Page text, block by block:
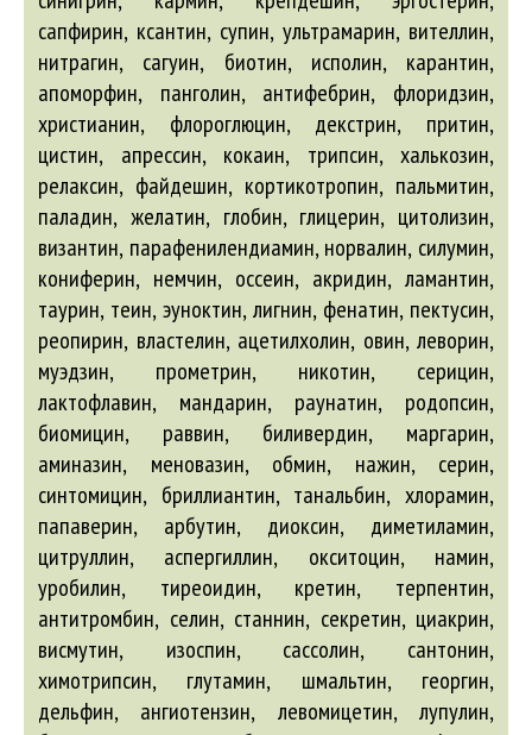
сапфирин, ксантин, супин, ультрамарин, вителлин,
нитрагин, сагуин, биотин, исполин, карантин,
апоморфин, панголин, антифебрин, флоридзин,
христианин, флороглюцин, декстрин, притин,
цистин, апрессин, кокаин, трипсин, халькозин,
релаксин, файдешин, кортикотропин, пальмитин,
паладин, желатин, глобин, глицерин, цитолизин,
византин, парафенилендиамин, норвалин, силумин,
кониферин, немчин, оссеин, акридин, ламантин,
таурин, теин, эуноктин, лигнин, фенатин, пектусин,
реопирин, властелин, ацетилхолин, овин, леворин,
муэдзин, прометрин, никотин, серицин,
лактофлавин, мандарин, раунатин, родопсин,
биомицин, раввин, биливердин, маргарин,
аминазин, меновазин, обмин, нажин, серин,
синтомицин, бриллиантин, танальбин, хлорамин,
папаверин, арбутин, диоксин, диметиламин,
цитруллин, аспергиллин, окситоцин, намин,
уробилин, тиреоидин, кретин, терпентин,
антитромбин, селин, станнин, секретин, циакрин,
висмутин, изоспин, сассолин, сантонин,
химотрипсин, глутамин, шмальтин, георгин,
дельфин, ангиотензин, левомицетин, лупулин,